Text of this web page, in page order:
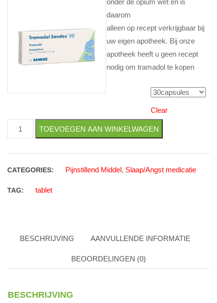
onder de opium wet en is
daarom
alleen op recept verkrijgbaar bij
uw eigen apotheek. Bij onze
apotheek heeft u geen recept
nodig om tramadol te kopen
Clear
Tramadol Zonder Recept 50 (snelwerkende capsules) aantal
TOEVOEGEN AAN WINKELWAGEN
CATEGORIES: Pijnstillend Middel, Slaap/Angst medicatie
TAG: tablet
BESCHRIJVING AANVULLENDE INFORMATIE
BEOORDELINGEN (0)
BESCHRIJVING